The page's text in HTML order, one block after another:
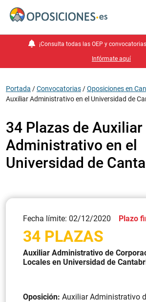
¡Consulta todas las OEP y
Infórmate aquí
Portada /Convocatorias /Oposiciones en
Auxiliar Administrativo en el Universidad de
34 Plazas de Auxiliar
Administrativo en el
Universidad de
Fecha límite: 02/12/2020 Plazo
34 PLAZAS
Auxiliar Administrativo de
Locales en Universidad de
Oposición: Auxiliar Administrativo